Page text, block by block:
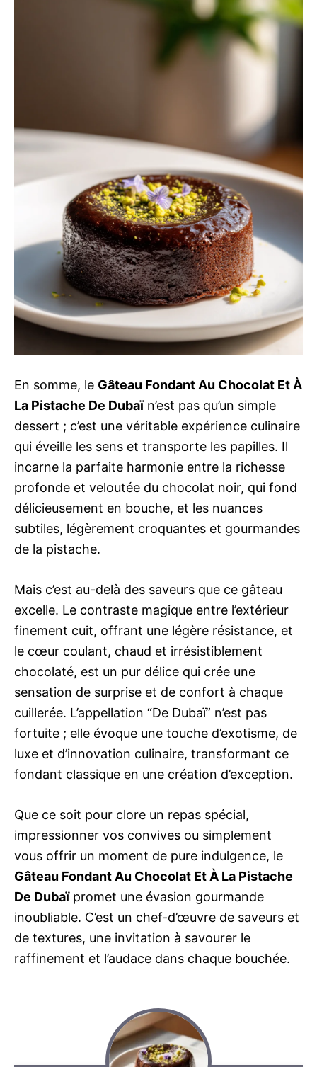
En somme, le Gâteau Fondant Au Chocolat Et À
La Pistache De Dubaïn’est pas qu’un simple
dessert ; c’est une véritable expérience culinaire
qui éveille les sens et transporte les papilles. Il
incarne la parfaite harmonie entre la richesse
profonde et veloutée du chocolat noir, qui fond
délicieusement en bouche, et les nuances
subtiles, légèrement croquantes et gourmandes
de la pistache.
Mais c’est au-delà des saveurs que ce gâteau
excelle. Le contraste magique entre l’extérieur
finement cuit, offrant une légère résistance, et
le cœur coulant, chaud et irrésistiblement
chocolaté, est un pur délice qui crée une
sensation de surprise et de confort à chaque
cuillerée. L’appellation “De Dubaï” n’est pas
fortuite ; elle évoque une touche d’exotisme, de
luxe et d’innovation culinaire, transformant ce
fondant classique en une création d’exception.
Que ce soit pour clore un repas spécial,
impressionner vos convives ou simplement
vous offrir un moment de pure indulgence, le
Gâteau Fondant Au Chocolat Et À La Pistache
De Dubaïpromet une évasion gourmande
inoubliable. C’est un chef-d’œuvre de saveurs et
de textures, une invitation à savourer le
raffinement et l’audace dans chaque bouchée.